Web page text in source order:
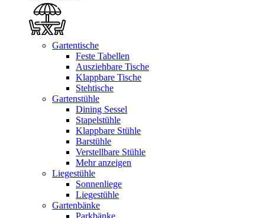
Gartentische
Feste Tabellen
Ausziehbare Tische
Klappbare Tische
Stehtische
Gartenstühle
Dining Sessel
Stapelstühle
Klappbare Stühle
Barstühle
Verstellbare Stühle
Mehr anzeigen
Liegestühle
Sonnenliege
Liegestühle
Gartenbänke
Parkbänke